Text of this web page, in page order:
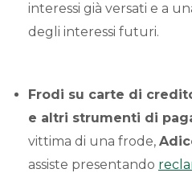
interessi già versati e a
degli interessi futuri.
Frodi su carte di
e altri strumenti di
vittima di una frode,
assiste presentando